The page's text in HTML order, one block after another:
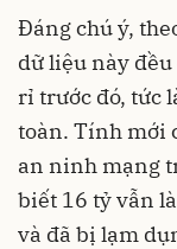
Đáng chú ý,
dữ liệu này đều
rỉ trước đó, tức
toàn. Tính mới
an ninh mạng
biết 16 tỷ vẫn
và đã bị lạm